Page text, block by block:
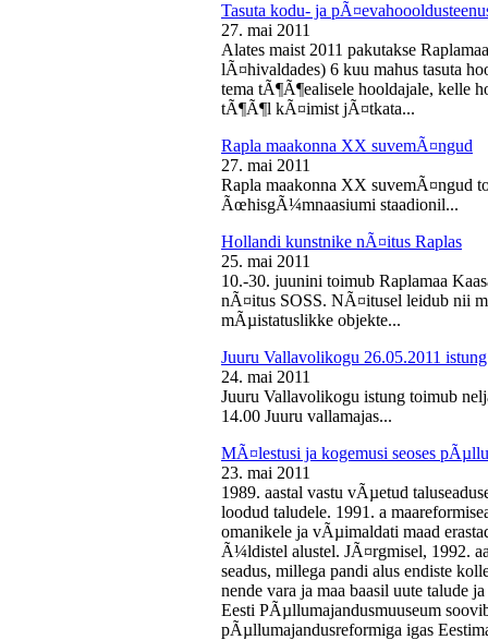
Tasuta kodu- ja
27. mai 2011
Alates maist 2011 pakutakse
lÃ¤hivaldades) 6 kuu mahus tasuta
tema tÃ¶Ã¶ealisele hooldajale, kelle
tÃ¶Ã¶l kÃ¤imist jÃ¤tkata...
Rapla maakonna XX suvemÃ¤ngud
27. mai 2011
Rapla maakonna XX suvemÃ¤ngud
ÃœhisgÃ¼mnaasiumi staadionil...
Hollandi kunstnike nÃ¤itus Raplas
25. mai 2011
10.-30. juunini toimub Raplamaa
nÃ¤itus SOSS. NÃ¤itusel leidub nii
mÃµistatuslikke objekte...
Juuru Vallavolikogu 26.05.2011 istung
24. mai 2011
Juuru Vallavolikogu istung toimub
14.00 Juuru vallamajas...
MÃ¤lestusi ja kogemusi seoses
23. mai 2011
1989. aastal vastu vÃµetud
loodud taludele. 1991. a
omanikele ja vÃµimaldati maad
Ã¼ldistel alustel. JÃ¤rgmisel, 1992.
seadus, millega pandi alus endiste
nende vara ja maa baasil uute talude
Eesti PÃµllumajandusmuuseum
pÃµllumajandusreformiga igas